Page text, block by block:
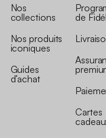
Nos
collections
Nos produits
iconiques
Guides
d’achat
de
Cartes